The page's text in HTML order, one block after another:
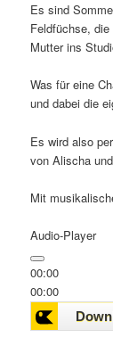
Es sind
Feldfüchse,
Mutter ins
Was für eine
und dabei die
Es wird also
von Alischa
Mit
Audio-Player
00:00
00:00
00:00